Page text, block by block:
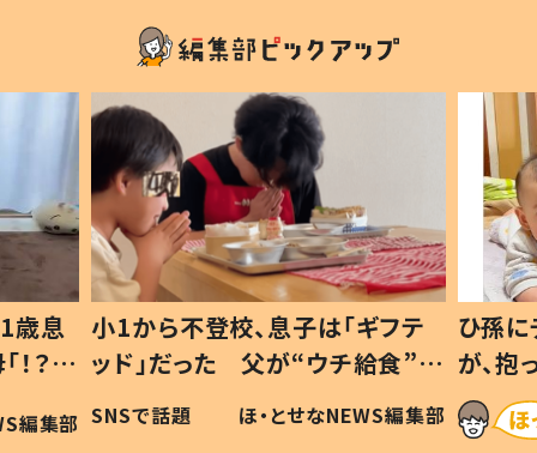
歳息
？」
編集部
小1から不登校、息子は「ギフテ
ッド」だった 父が“ウチ給食”を
作り続ける理由とは #令和の親
#令和の子
SNSで話題 ほ・とせなNEWS編集部
ひ孫
が、
「涙が
い」